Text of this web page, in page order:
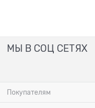
МЫ В СОЦ СЕТЯХ
Покупателям